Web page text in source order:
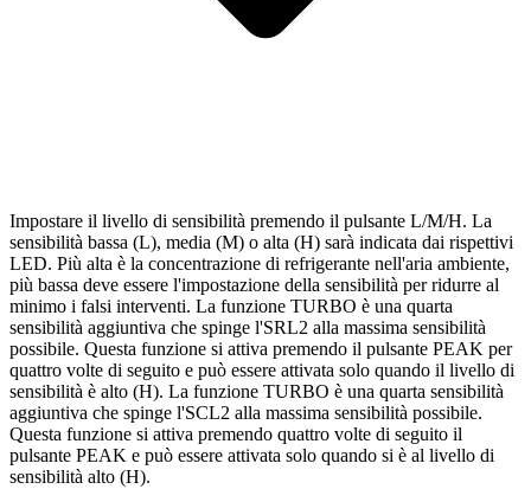
Impostare il livello di sensibilità premendo il pulsante L/M/H. La
sensibilità bassa (L), media (M) o alta (H) sarà indicata dai rispettivi
LED. Più alta è la concentrazione di refrigerante nell'aria ambiente,
più bassa deve essere l'impostazione della sensibilità per ridurre al
minimo i falsi interventi. La funzione TURBO è una quarta
sensibilità aggiuntiva che spinge l'SRL2 alla massima sensibilità
possibile. Questa funzione si attiva premendo il pulsante PEAK per
quattro volte di seguito e può essere attivata solo quando il livello di
sensibilità è alto (H). La funzione TURBO è una quarta sensibilità
aggiuntiva che spinge l'SCL2 alla massima sensibilità possibile.
Questa funzione si attiva premendo quattro volte di seguito il
pulsante PEAK e può essere attivata solo quando si è al livello di
sensibilità alto (H).